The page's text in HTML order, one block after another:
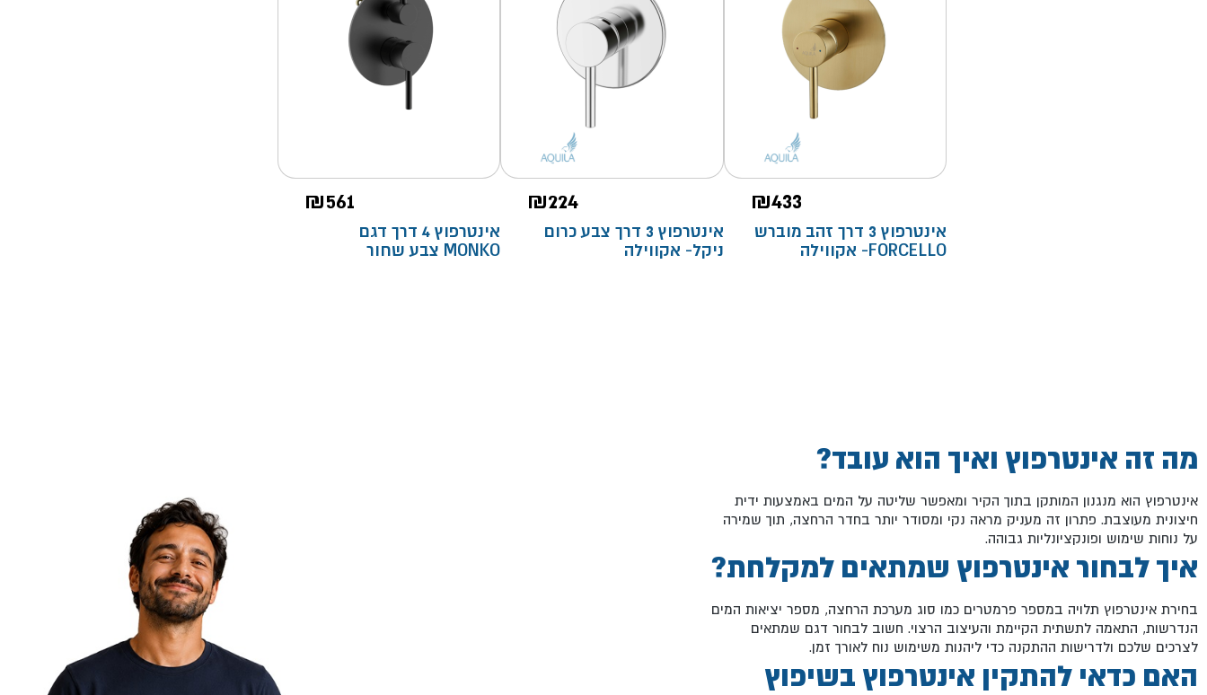
₪433
אינטרפוץ 3 דרך זהב מוברש
FORCELLO- אקווילה
₪224
אינטרפוץ 3 דרך צבע כרום
ניקל- אקווילה
₪561
אינטרפוץ 4 דרך דגם
MONKO צבע שחור
מה זה אינטרפוץ ואיך הוא עובד?
אינטרפוץ הוא מנגנון המותקן בתוך הקיר ומאפשר שליטה על המים באמצעות ידית
חיצונית מעוצבת. פתרון זה מעניק מראה נקי ומסודר יותר בחדר הרחצה, תוך שמירה
על נוחות שימוש ופונקציונליות גבוהה.
איך לבחור אינטרפוץ שמתאים למקלחת?
בחירת אינטרפוץ תלויה במספר פרמטרים כמו סוג מערכת הרחצה, מספר יציאות המים
הנדרשות, התאמה לתשתית הקיימת והעיצוב הרצוי. חשוב לבחור דגם שמתאים
לצרכים שלכם ולדרישות ההתקנה כדי ליהנות משימוש נוח לאורך זמן.
האם כדאי להתקין אינטרפוץ בשיפוץ